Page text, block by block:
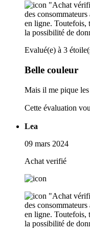
"Achat
des
en ligne. Toutefois,
la possibilité de
Evalué(e) à 3
Belle couleur
Mais il me pique
Cette évaluation
Lea
09 mars 2024
Achat verifié
"Achat
des
en ligne. Toutefois,
la possibilité de